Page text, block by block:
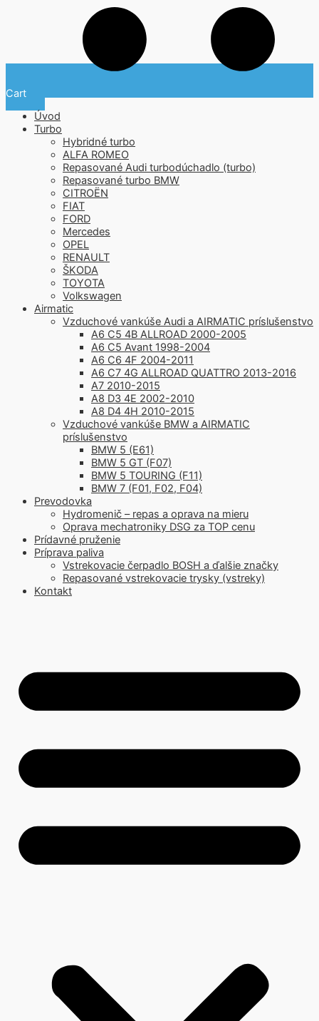
Cart
Úvod
Turbo
Hybridné turbo
ALFA ROMEO
Repasované Audi turbodúchadlo (turbo)
Repasované turbo BMW
CITROËN
FIAT
FORD
Mercedes
OPEL
RENAULT
ŠKODA
TOYOTA
Volkswagen
Airmatic
Vzduchové vankúše Audi a AIRMATIC príslušenstvo
A6 C5 4B ALLROAD 2000-2005
A6 C5 Avant 1998-2004
A6 C6 4F 2004-2011
A6 C7 4G ALLROAD QUATTRO 2013-2016
A7 2010-2015
A8 D3 4E 2002-2010
A8 D4 4H 2010-2015
Vzduchové vankúše BMW a AIRMATIC
príslušenstvo
BMW 5 (E61)
BMW 5 GT (F07)
BMW 5 TOURING (F11)
BMW 7 (F01, F02, F04)
Prevodovka
Hydromenič – repas a oprava na mieru
Oprava mechatroniky DSG za TOP cenu
Prídavné pruženie
Príprava paliva
Vstrekovacie čerpadlo BOSH a ďalšie značky
Repasované vstrekovacie trysky (vstreky)
Kontakt